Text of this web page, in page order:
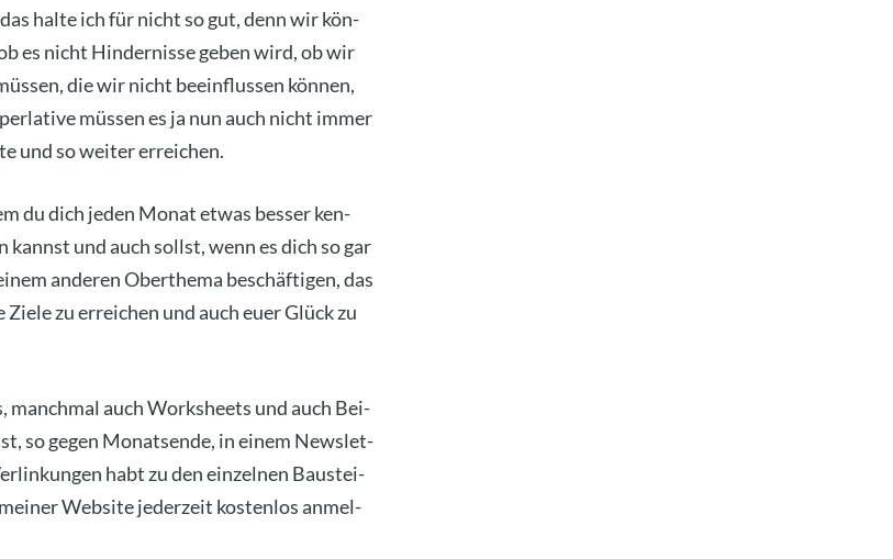
hal­te ich für nicht so gut, denn wir kön­
es nicht Hin­der­nis­se geben wird, ob wir
die wir nicht beein­flus­sen kön­nen,
müs­sen es ja nun auch nicht immer
und so wei­ter errei­chen.
du dich jeden Monat etwas bes­ser ken­
und auch sollst, wenn es dich so gar
ande­ren Ober­the­ma beschäf­ti­gen, das
zu errei­chen und auch euer Glück zu
manch­mal auch Work­s­heets und auch Bei­
so gegen Monats­en­de, in einem News­let­
habt zu den ein­zel­nen Bau­stei­
Web­site jeder­zeit kos­ten­los anmel­